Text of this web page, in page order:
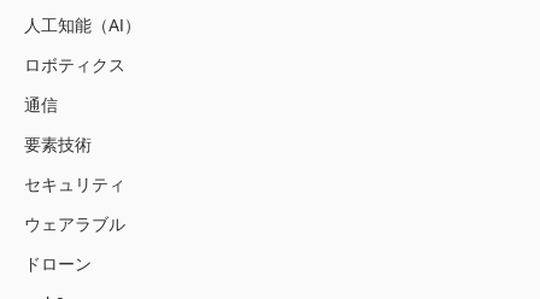
人工知能（AI）
ロボティクス
通信
要素技術
セキュリティ
ウェアラブル
ドローン